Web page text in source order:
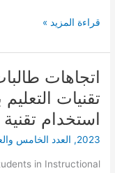
/
–
قراءة المزيد »
اتجاهات
تقنيات
استخدام تقنية
2023
, العدد الخامس
in Instructional
اتجاهات
طالبات
الماجستير
في
برنامج
التعليم